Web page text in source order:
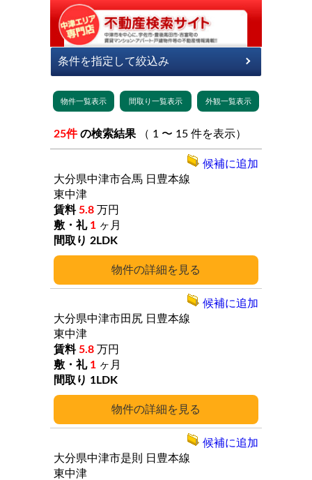
25件 の検索結果 （ 1 〜 15 件を表示）
詳細
大分県中津市合馬 日豊本線
東中津
5.8 万円
1 ヶ月
2LDK
候補に追加
詳細
大分県中津市田尻 日豊本線
東中津
5.8 万円
1 ヶ月
1LDK
候補に追加
大分県中津市是則
日豊本線
東中津
候補に追加